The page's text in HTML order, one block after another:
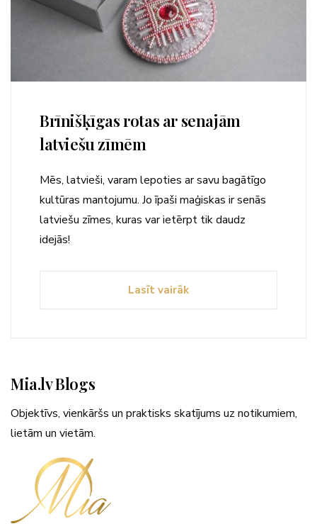
Brīnišķīgas rotas ar senajām
latviešu zīmēm
Mēs, latvieši, varam lepoties ar savu bagātīgo
kultūras mantojumu. Jo īpaši maģiskas ir senās
latviešu zīmes, kuras var ietērpt tik daudz
idejās!
Lasīt vairāk
Mia.lv Blogs
Objektīvs, vienkāršs un praktisks skatījums uz notikumiem,
lietām un vietām.